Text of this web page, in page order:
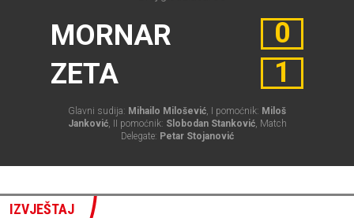
MORNAR
ZETA
0
1
Glavni sudija: Mihailo Milošević, I pomoćnik: Miloš
Janković, II pomoćnik: Slobodan Stanković, Match
Delegate: Petar Stojanović
IZVJEŠTAJ